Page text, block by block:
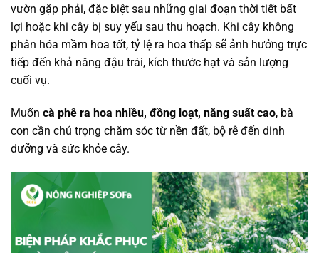
vườn gặp phải, đặc biệt sau những giai đoạn thời tiết bất
lợi hoặc khi cây bị suy yếu sau thu hoạch. Khi cây không
phân hóa mầm hoa tốt, tỷ lệ ra hoa thấp sẽ ảnh hưởng trực
tiếp đến khả năng đậu trái, kích thước hạt và sản lượng
cuối vụ.
Muốn cà phê ra hoa nhiều, đồng loạt, năng suất cao, bà
con cần chú trọng chăm sóc từ nền đất, bộ rễ đến dinh
dưỡng và sức khỏe cây.